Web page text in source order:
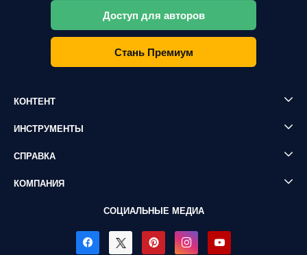
Доступ для авторов
Стань Премиум
КОНТЕНТ
ИНСТРУМЕНТЫ
СПРАВКА
КОМПАНИЯ
СОЦИАЛЬНЫЕ МЕДИА